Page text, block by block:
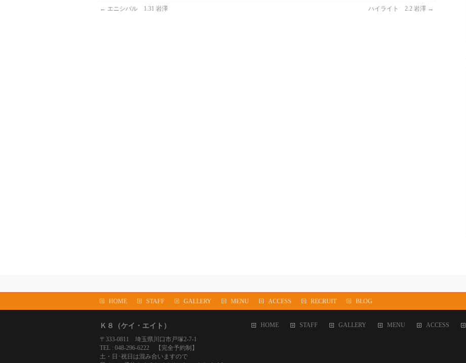
← エニシバル 1.31 岩澤 ハイライト 2.2 岩澤 →
HOME STAFF GALLERY MENU ACCESS RECRUIT BLOG
Ｋ８（ケイ・エイト）
〒333-0811 埼玉県川口市戸塚2-7-1
TEL : 048-296-6222 【完全予約制】
土・日･祝日は混み合いますので
HOME STAFF GALLERY MENU ACCESS